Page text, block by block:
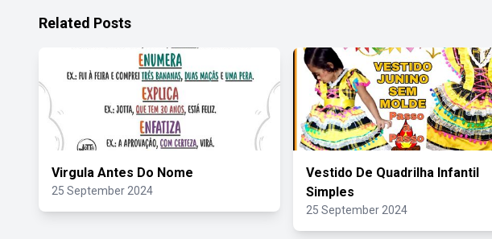
Related Posts
Virgula Antes Do Nome
25 September 2024
Vestido De Quadrilha Infantil
Simples
25 September 2024